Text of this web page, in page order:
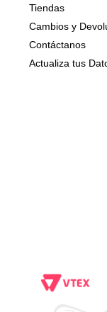
Tiendas
Cambios y
Contáctanos
Actualiza tus